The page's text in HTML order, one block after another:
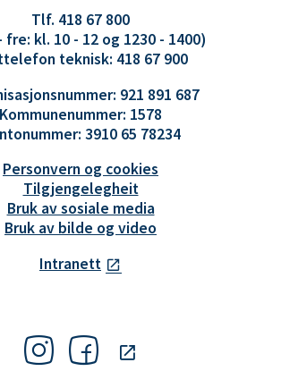
Tlf. 418 67 800
fre: kl. 10 - 12 og 1230 - 1400)
teknisk: 418 67 900
921 891 687
Kommunenummer: 1578
3910 65 78234
Personvern og cookies
Tilgjengelegheit
Bruk av sosiale media
Bruk av bilde og video
Intranett